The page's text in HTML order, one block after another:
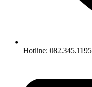
Hotline: 082.345.1195